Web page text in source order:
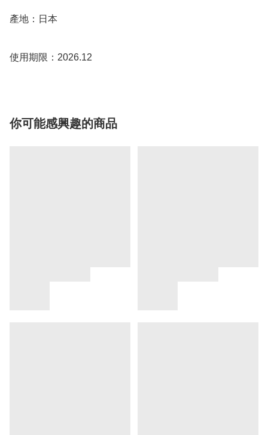
產地：日本
使用期限：2026.12
你可能感興趣的商品